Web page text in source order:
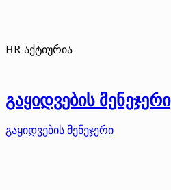
HR აქტიურია
გაყიდვების მენეჯერი
გაყიდვების მენეჯერი